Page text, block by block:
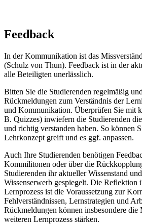
Feedback
In der Kommunikation ist das
(Schulz von Thun). Feedback ist in der
alle Beteiligten unerlässlich.
Bitten Sie die Studierenden regelmäßig
Rückmeldungen zum Verständnis der
und Kommunikation. Überprüfen Sie mit
B. Quizzes) inwiefern die Studierenden
und richtig verstanden haben. So können
Lehrkonzept greift und es ggf. anpassen.
Auch Ihre Studierenden benötigen
Kommilitonen oder über die
Studierenden ihr aktueller Wissenstand
Wissenserwerb gespiegelt. Die Reflektion
Lernprozess ist die Voraussetzung zur
Fehlverständnissen, Lernstrategien und
Rückmeldungen können insbesondere
weiteren Lernprozess stärken.